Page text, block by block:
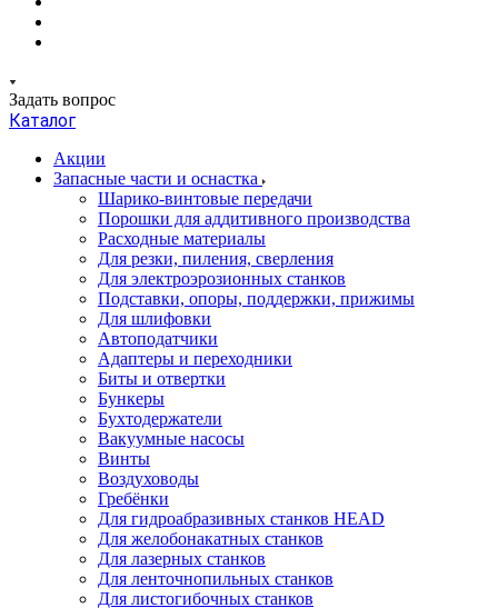
Задать вопрос
Каталог
Акции
Запасные части и оснастка
Шарико-винтовые передачи
Порошки для аддитивного производства
Расходные материалы
Для резки, пиления, сверления
Для электроэрозионных станков
Подставки, опоры, поддержки, прижимы
Для шлифовки
Автоподатчики
Адаптеры и переходники
Биты и отвертки
Бункеры
Бухтодержатели
Вакуумные насосы
Винты
Воздуховоды
Гребёнки
Для гидроабразивных станков HEAD
Для желобонакатных станков
Для лазерных станков
Для ленточнопильных станков
Для листогибочных станков